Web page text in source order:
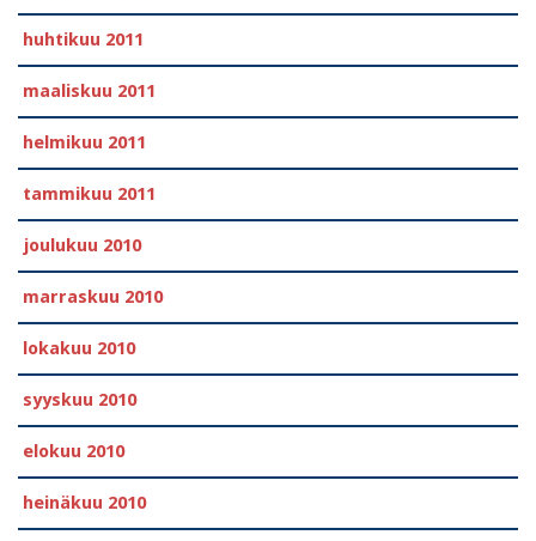
huhtikuu 2011
maaliskuu 2011
helmikuu 2011
tammikuu 2011
joulukuu 2010
marraskuu 2010
lokakuu 2010
syyskuu 2010
elokuu 2010
heinäkuu 2010